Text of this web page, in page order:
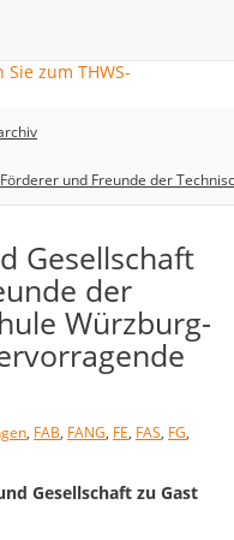
und Freunde der
Gesellschaft
der
Würzburg-
, FAB, FANG, FE, FAS, FG,
Gesellschaft zu Gast